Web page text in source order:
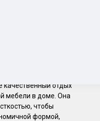
качественный отдых
мебели в доме. Она
чтобы
формой,